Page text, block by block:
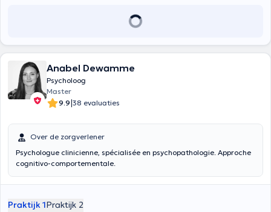
Anabel Dewamme
Psycholoog
Master
9.9|38 evaluaties
Over de zorgverlener
Psychologue clinicienne, spécialisée en psychopathologie. Approche
cognitivo-comportementale.
Praktijk 1Praktijk 2